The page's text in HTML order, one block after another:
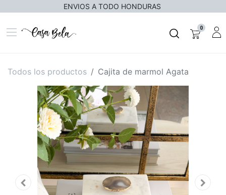
ENVIOS A TODO HONDURAS
0
Todos los productos Cajita de marmol Agata